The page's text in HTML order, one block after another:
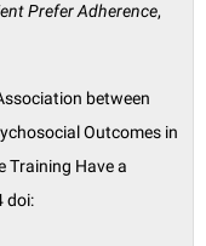
Prefer Adherence,
between
Outcomes in
Training Have a
doi: